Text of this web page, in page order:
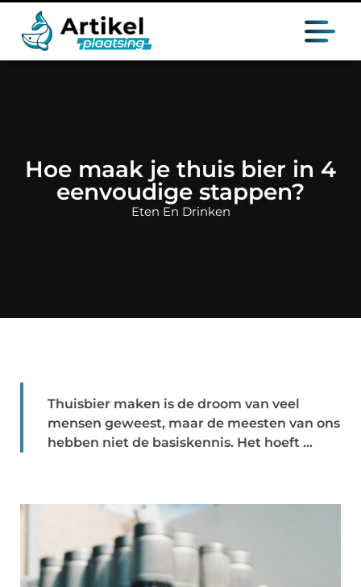
Hoe maak je thuis bier in 4
eenvoudige stappen?
Eten En Drinken
Thuisbier maken is de droom van veel
mensen geweest, maar de meesten van ons
hebben niet de basiskennis. Het hoeft ...